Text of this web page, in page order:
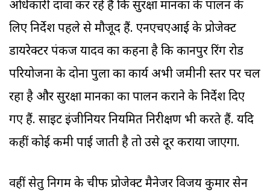
अधिकारी दावा कर रहे हैं कि सुरक्षा मानकों के पालन के
लिए निर्देश पहले से मौजूद हैं. एनएचएआई के प्रोजेक्ट
डायरेक्टर पंकज यादव का कहना है कि कानपुर रिंग रोड
परियोजना के दोनों पुलों का कार्य अभी जमीनी स्तर पर चल
रहा है और सुरक्षा मानकों का पालन कराने के निर्देश दिए
गए हैं. साइट इंजीनियर नियमित निरीक्षण भी करते हैं. यदि
कहीं कोई कमी पाई जाती है तो उसे दूर कराया जाएगा.
वहीं सेतु निगम के चीफ प्रोजेक्ट मैनेजर विजय कुमार सेन